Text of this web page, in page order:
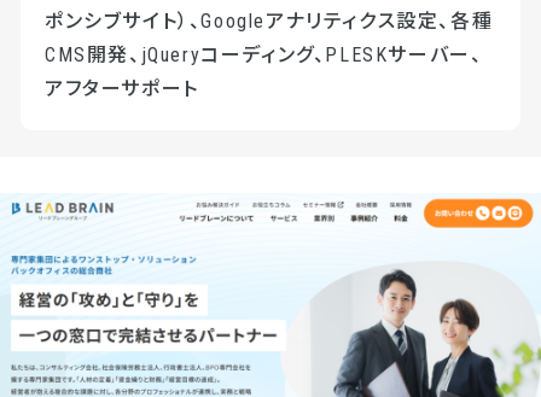
ポンシブサイト）、Googleアナリティクス設定、各種
CMS開発、jQueryコーディング、PLESKサーバー、
アフターサポート